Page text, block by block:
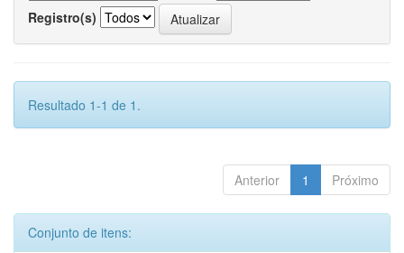
Registro(s)
Resultado 1-1 de 1.
Anterior 1 Próximo
Conjunto de itens: